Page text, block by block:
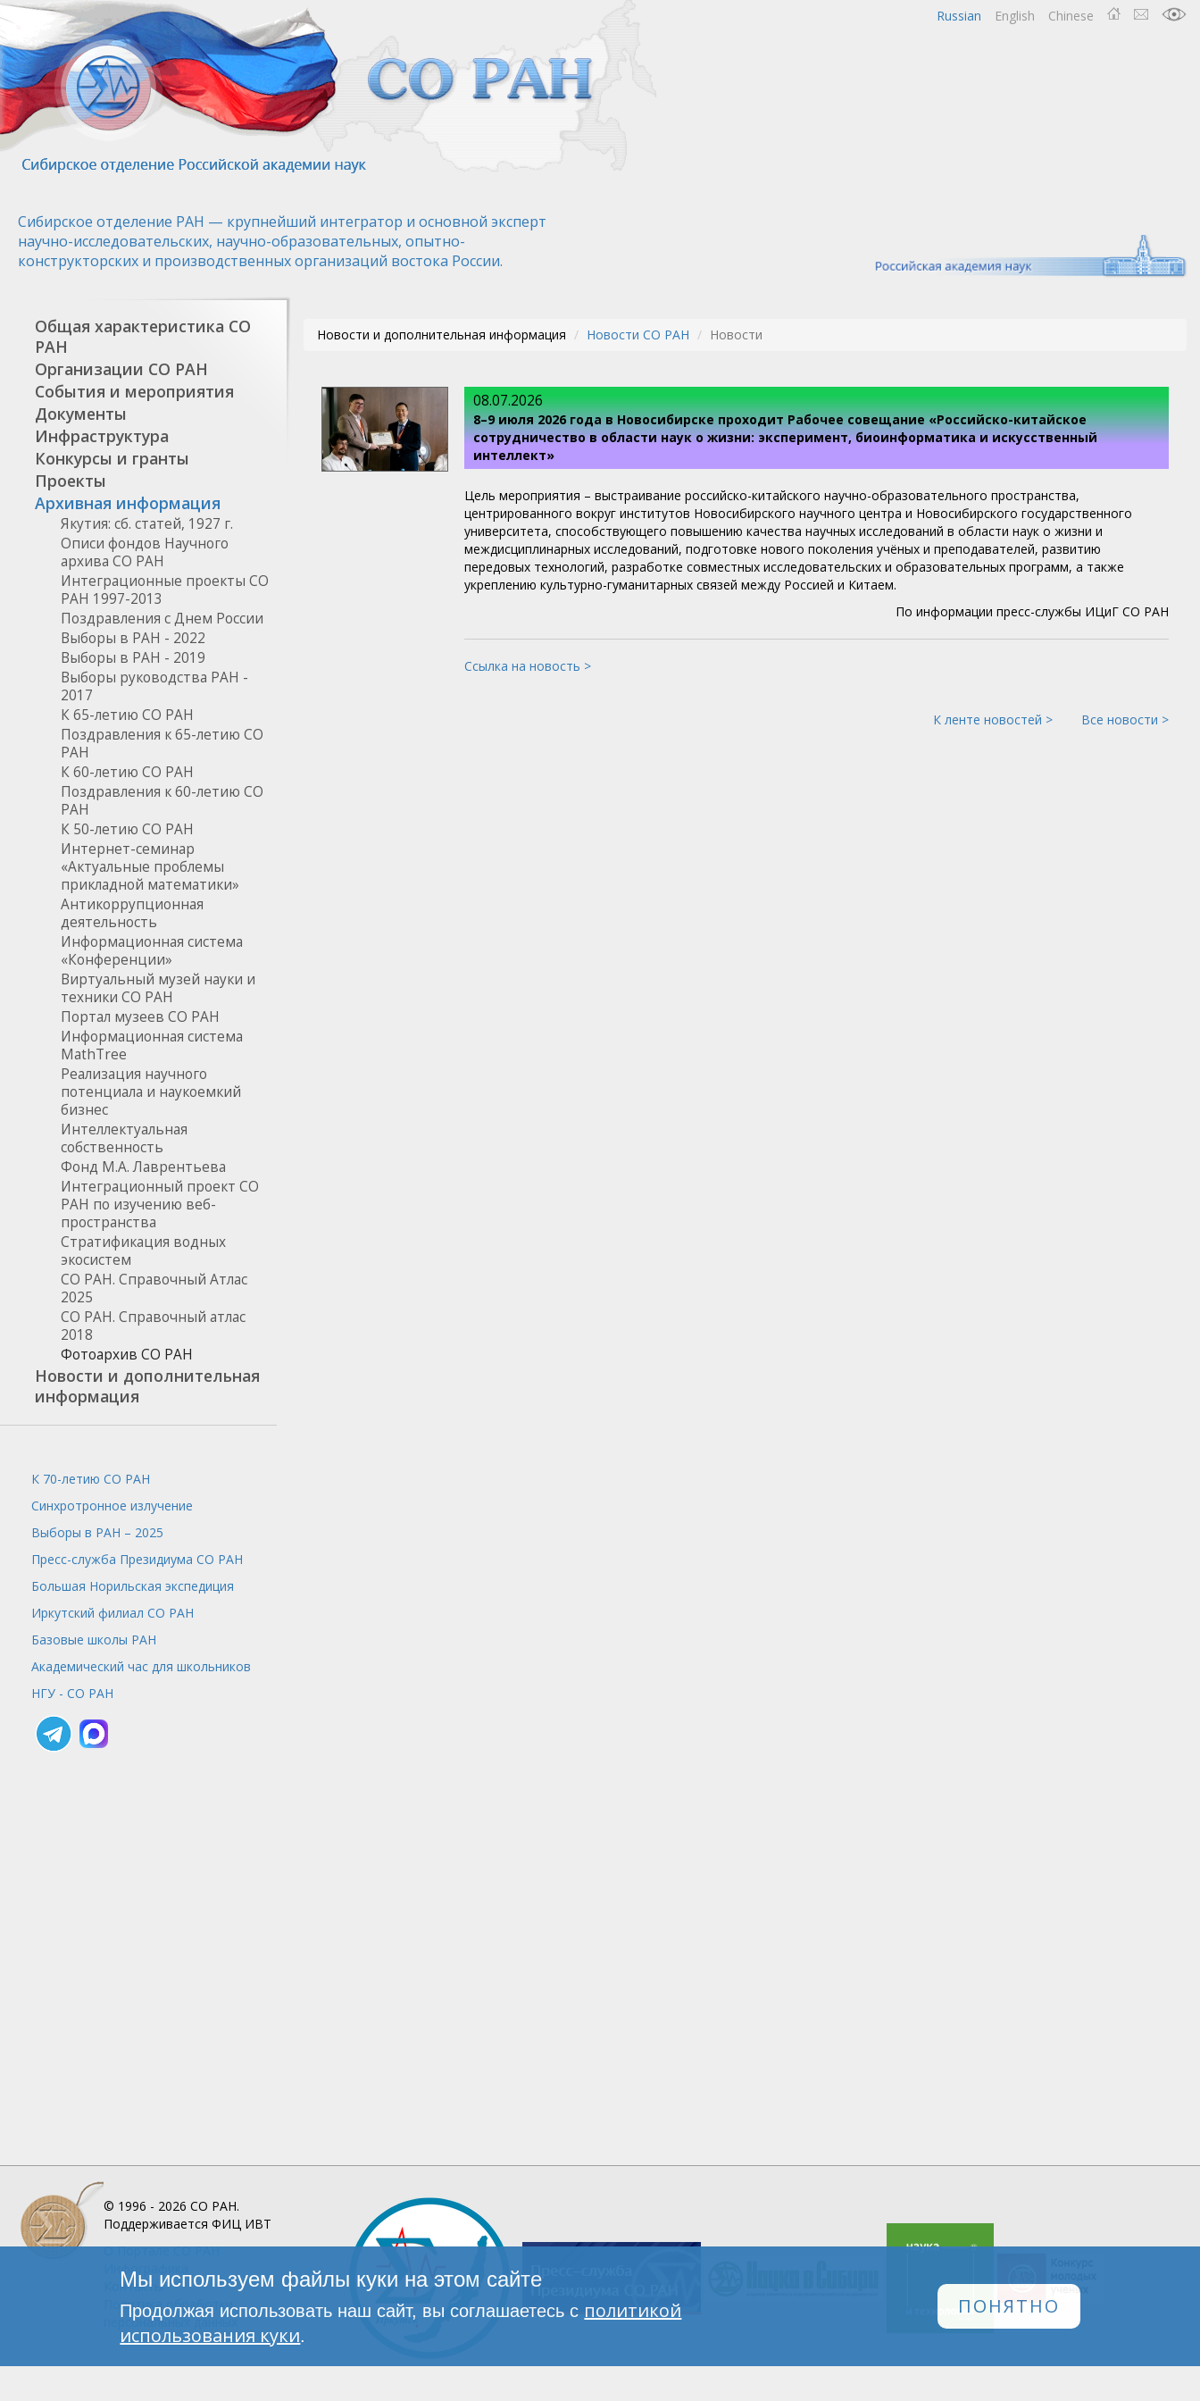
Перейти
основному
содержанию
Chinese
English
Russian
Сибирское отделение РАН — крупнейший интегратор и основной эксперт
научно-исследовательских, научно-образовательных, опытно-
конструкторских и производственных организаций востока России.
Общая характеристика СО
РАН
Организации СО РАН
События и мероприятия
Документы
Инфраструктура
Конкурсы и гранты
Проекты
Архивная информация
Якутия: сб. статей, 1927 г.
Описи фондов Научного
архива СО РАН
Интеграционные проекты СО
РАН 1997-2013
Поздравления с Днем России
Выборы в РАН - 2022
Выборы в РАН - 2019
Выборы руководства РАН -
2017
К 65-летию СО РАН
Поздравления к 65-летию СО
РАН
К 60-летию СО РАН
Поздравления к 60-летию СО
РАН
К 50-летию СО РАН
Интернет-семинар
«Актуальные проблемы
прикладной математики»
Антикоррупционная
деятельность
Информационная система
«Конференции»
Виртуальный музей науки и
техники СО РАН
Портал музеев СО РАН
Информационная система
MathTree
Реализация научного
потенциала и наукоемкий
бизнес
Интеллектуальная
собственность
Фонд М.А. Лаврентьева
Интеграционный проект СО
РАН по изучению веб-
пространства
Стратификация водных
экосистем
СО РАН. Справочный Атлас
2025
СО РАН. Справочный атлас
2018
Фотоархив СО РАН
Новости и дополнительная
информация
К 70-летию СО РАН
Синхротронное излучение
Выборы в РАН – 2025
Пресс-служба Президиума СО РАН
Большая Норильская экспедиция
Иркутский филиал СО РАН
Базовые школы РАН
Академический час для школьников
НГУ - СО РАН
Новости и дополнительная информация Новости СО РАН Новости
08.07.2026
8–9 июля 2026 года в Новосибирске проходит Рабочее совещание «Российско-китайское
сотрудничество в области наук о жизни: эксперимент, биоинформатика и искусственный
интеллект»
Цель мероприятия – выстраивание российско-китайского научно-образовательного пространства,
центрированного вокруг институтов Новосибирского научного центра и Новосибирского государственного
университета, способствующего повышению качества научных исследований в области наук о жизни и
междисциплинарных исследований, подготовке нового поколения учёных и преподавателей, развитию
передовых технологий, разработке совместных исследовательских и образовательных программ, а также
укреплению культурно-гуманитарных связей между Россией и Китаем.
По информации пресс-службы ИЦиГ СО РАН
Ссылка на новость >
К ленте новостей > Все новости >
© 1996 - 2026 СО РАН.
Поддерживается ФИЦ ИВТ
О ПорталеСО РАН
Инфографика
Контакты
Политика обработки
персональных данных
Мы используем файлы куки на этом сайте
Продолжая использовать наш сайт, вы соглашаетесь с политикой
использования куки.
ПОНЯТНО